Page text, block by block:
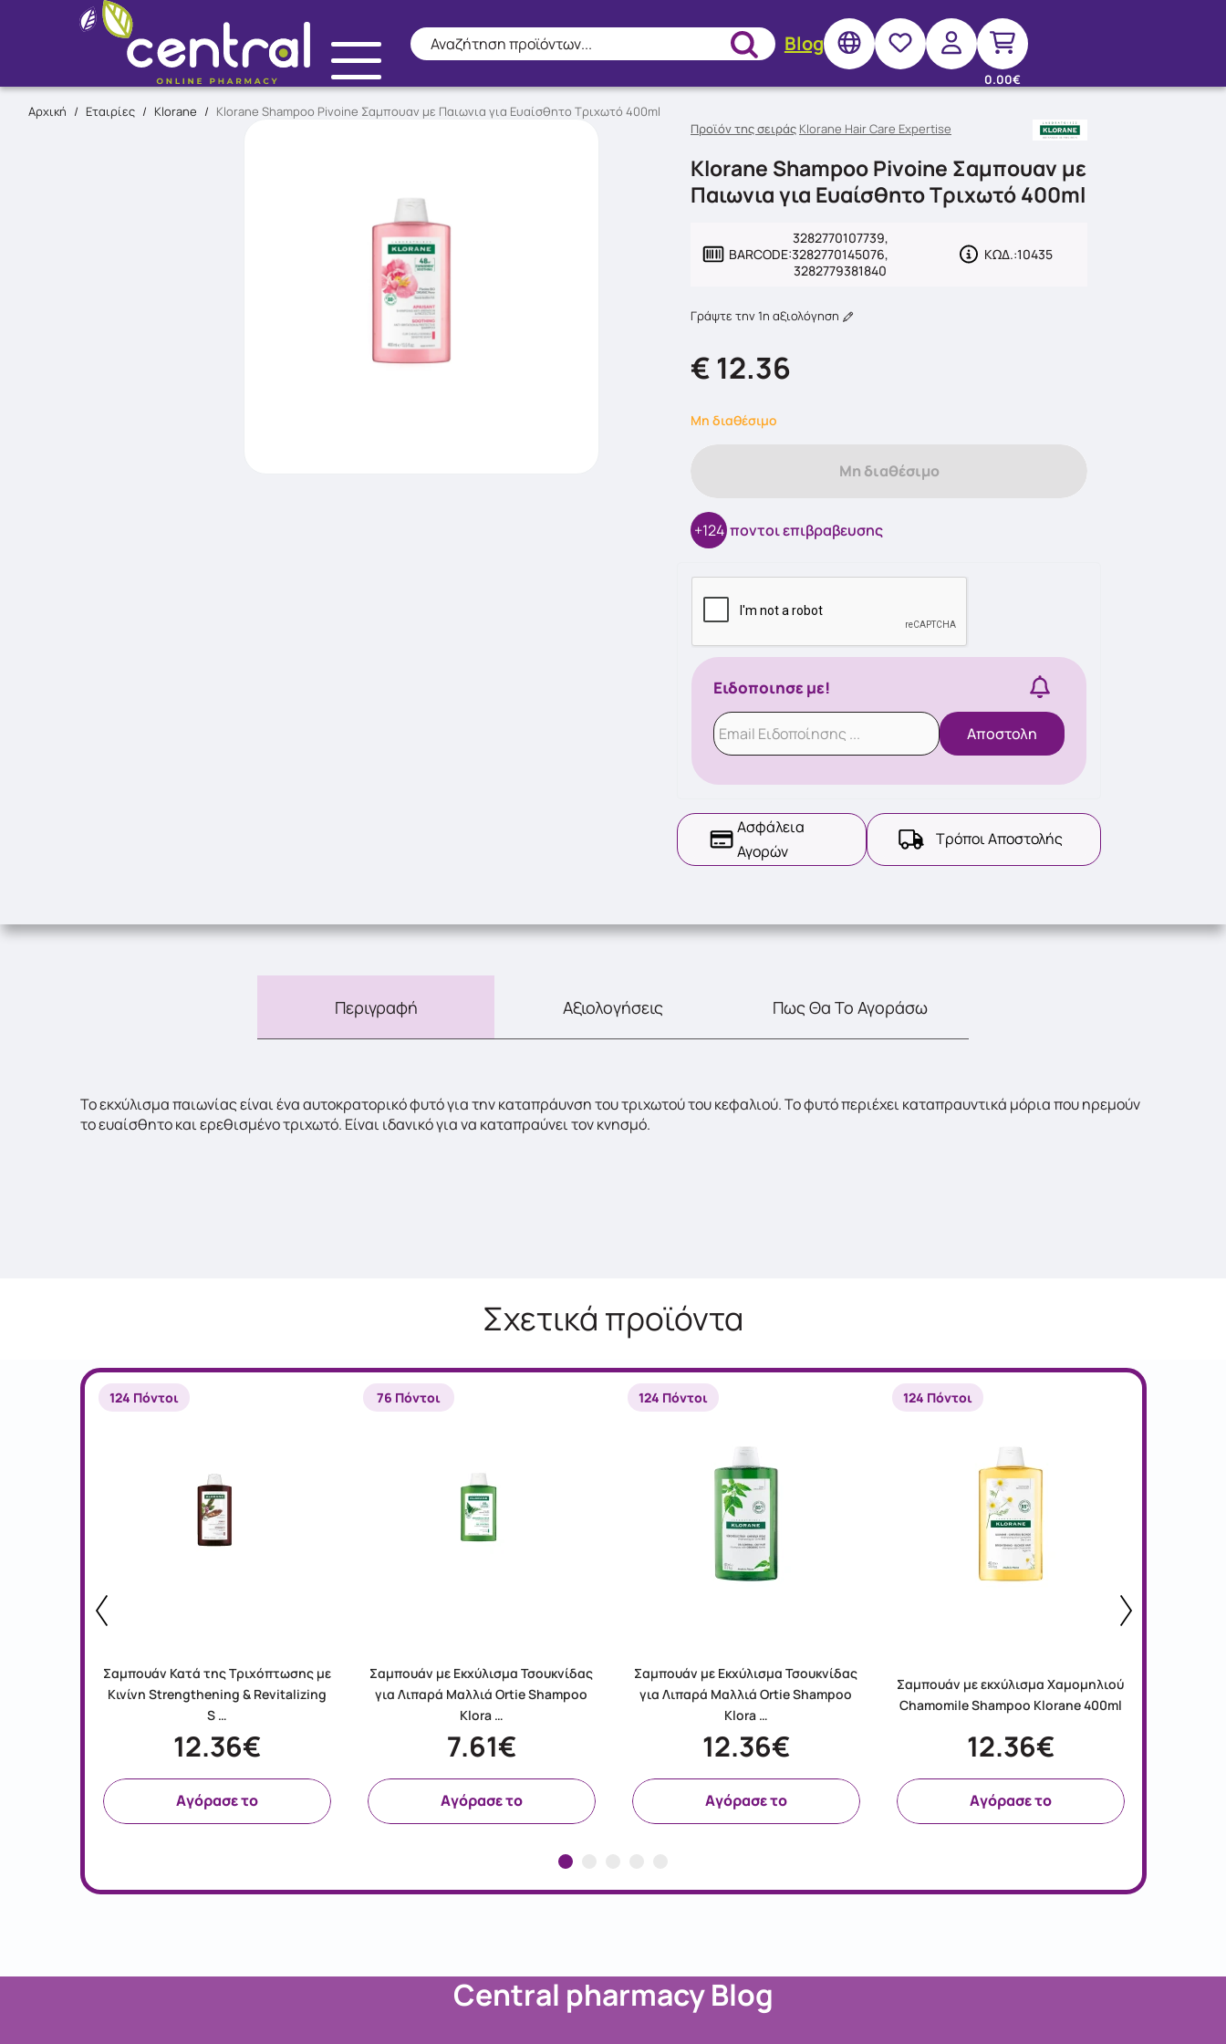
Αναζήτηση προϊόντων... Blog
0.00€
Αρχική / Εταιρίες / Klorane / Klorane Shampoo Pivoine Σαμπουαν με Παιωνια για Ευαίσθητο Τριχωτό 400ml
Προϊόν της σειράς Klorane Hair Care Expertise
Klorane Shampoo Pivoine Σαμπουαν με
Παιωνια για Ευαίσθητο Τριχωτό 400ml
BARCODE:
3282770107739,
3282770145076,
3282779381840
ΚΩΔ.:10435
Γράψτε την 1η αξιολόγηση
€ 12.36
Μη διαθέσιμο
Μη διαθέσιμο
+124 ποντοι επιβραβευσης
Ειδοποιησε με!
Αποστολη
Ασφάλεια
Αγορών
Τρόποι Αποστολής
Περιγραφή Αξιολογήσεις Πως Θα Το Αγοράσω
Το εκχύλισμα παιωνίας είναι ένα αυτοκρατορικό φυτό για την καταπράυνση του τριχωτού του κεφαλιού. Το φυτό περιέχει καταπραυντικά μόρια που ηρεμούν
το ευαίσθητο και ερεθισμένο τριχωτό. Είναι ιδανικό για να καταπραύνει τον κνησμό.
Σχετικά προϊόντα
124 Πόντοι
Σαμπουάν Κατά της Τριχόπτωσης με
Κινίνη Strengthening & Revitalizing
S …
12.36€
Aγόρασε το
76 Πόντοι
Σαμπουάν με Εκχύλισμα Τσουκνίδας
για Λιπαρά Μαλλιά Ortie Shampoo
Klora …
7.61€
Aγόρασε το
124 Πόντοι
Σαμπουάν με Εκχύλισμα Τσουκνίδας
για Λιπαρά Μαλλιά Ortie Shampoo
Klora …
12.36€
Aγόρασε το
124 Πόντοι
Σαμπουάν με εκχύλισμα Χαμομηλιού
Chamomile Shampoo Klorane 400ml
12.36€
Aγόρασε το
Central pharmacy Blog